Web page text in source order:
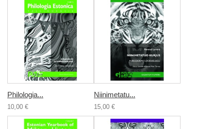
Philologia...
10,00 €
Niinimetatu...
15,00 €